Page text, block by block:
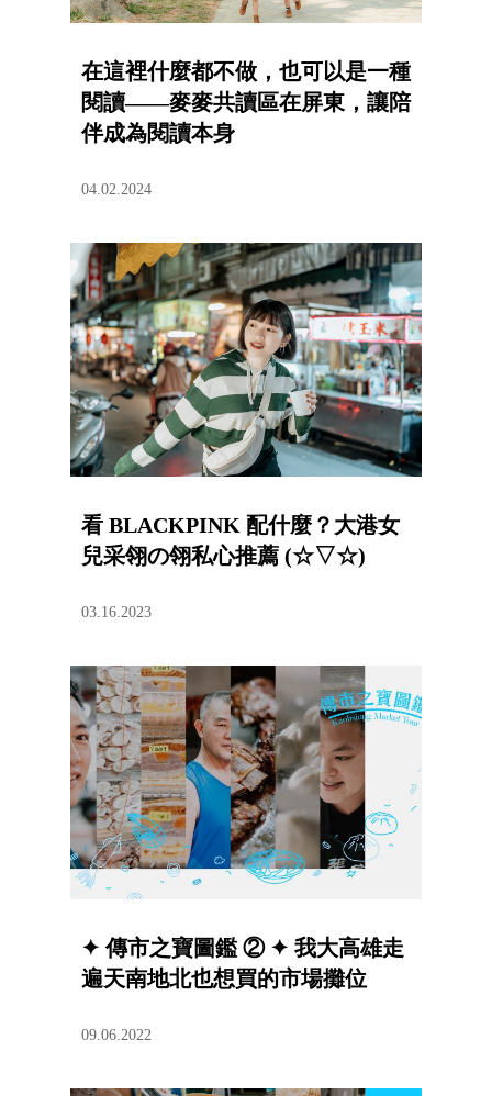
在這裡什麼都不做，也可以是一種
閱讀——麥麥共讀區在屏東，讓陪
伴成為閱讀本身
04.02.2024
看 BLACKPINK 配什麼？大港女
兒采翎の翎私心推薦 (☆▽☆)
03.16.2023
✦ 傳市之寶圖鑑 ② ✦ 我大高雄走
遍天南地北也想買的市場攤位
09.06.2022